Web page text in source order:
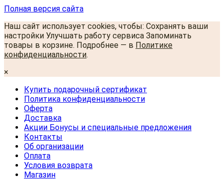
Полная версия сайта
Наш сайт использует cookies, чтобы: Сохранять ваши
настройки Улучшать работу сервиса Запоминать
товары в корзине. Подробнее — в Политике
конфиденциальности.
×
Купить подарочный сертификат
Политика конфиденциальности
Оферта
Доставка
Акции Бонусы и специальные предложения
Контакты
Об организации
Оплата
Условия возврата
Магазин